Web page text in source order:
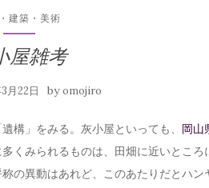
建築・美術
屋雑考
月22日 byomojiro
構」をみる。灰小屋といっても、 岡山
くみられるものは、田畑に近いところ
の異動はあれど、このあたりだとハン